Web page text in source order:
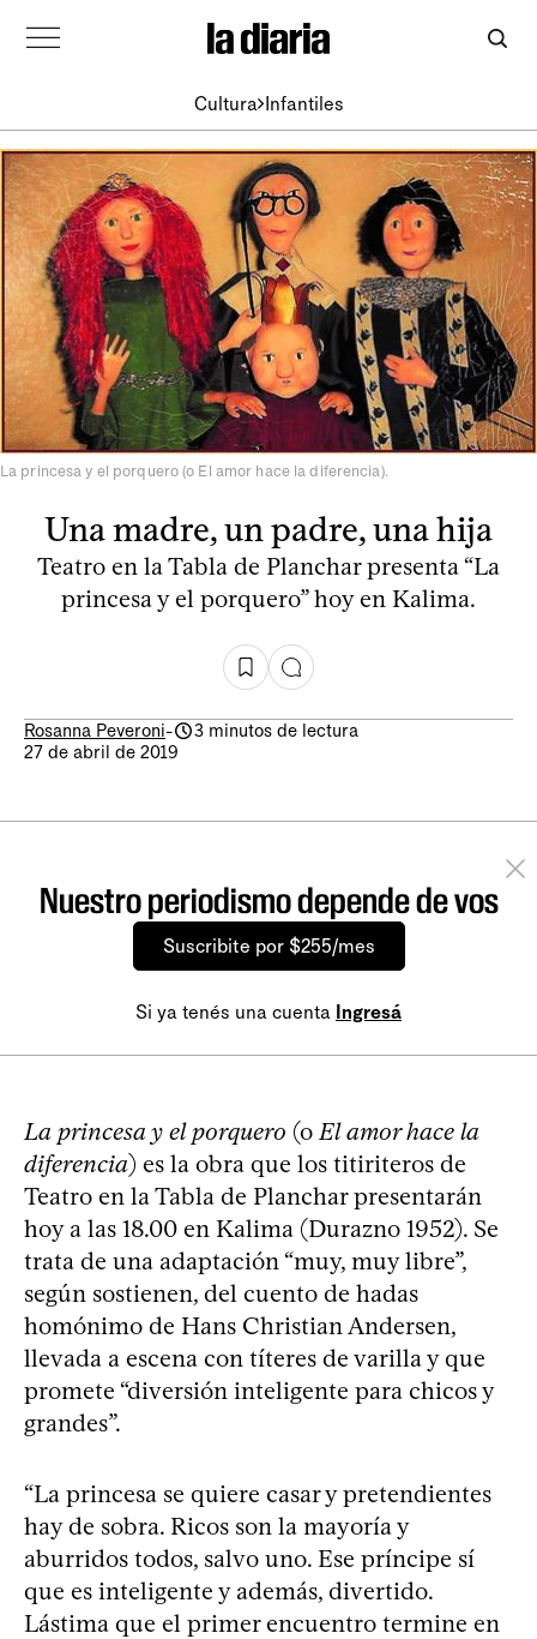
Cultura Infantiles
La princesa y el porquero (o El amor hace la diferencia).
Una madre, un padre, una hija
Teatro en la Tabla de Planchar presenta “La
princesa y el porquero” hoy en Kalima.
Rosanna Peveroni-
3 minutos de lectura
27 de abril de 2019
Nuestro periodismo depende de vos
Suscribite por $255/mes
Si ya tenés una cuenta Ingresá
La princesa y el porquero (oEl amor hace la
diferencia) es la obra que los titiriteros de
Teatro en la Tabla de Planchar presentarán
hoy a las 18.00 en Kalima (Durazno 1952). Se
trata de una adaptación “muy, muy libre”,
según sostienen, del cuento de hadas
homónimo de Hans Christian Andersen,
llevada a escena con títeres de varilla y que
promete “diversión inteligente para chicos y
grandes”.
“La princesa se quiere casar y pretendientes
hay de sobra. Ricos son la mayoría y
aburridos todos, salvo uno. Ese príncipe sí
que es inteligente y además, divertido.
Lástima que el primer encuentro termine en